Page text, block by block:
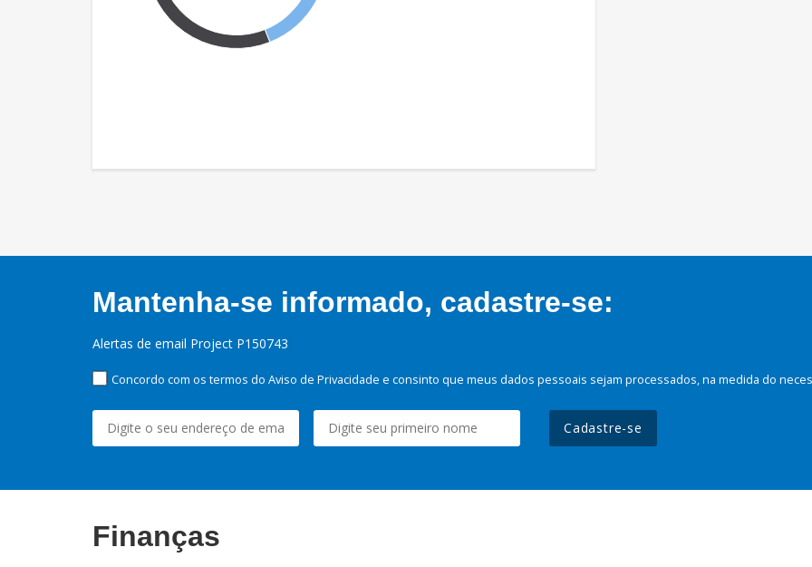
Mantenha-se informado, cadastre-se:
Alertas de email Project P150743
Concordo com os termos do Aviso de Privacidade e consinto que meus dados pessoais sejam processados, na medida do
Cadastre-se
Finanças